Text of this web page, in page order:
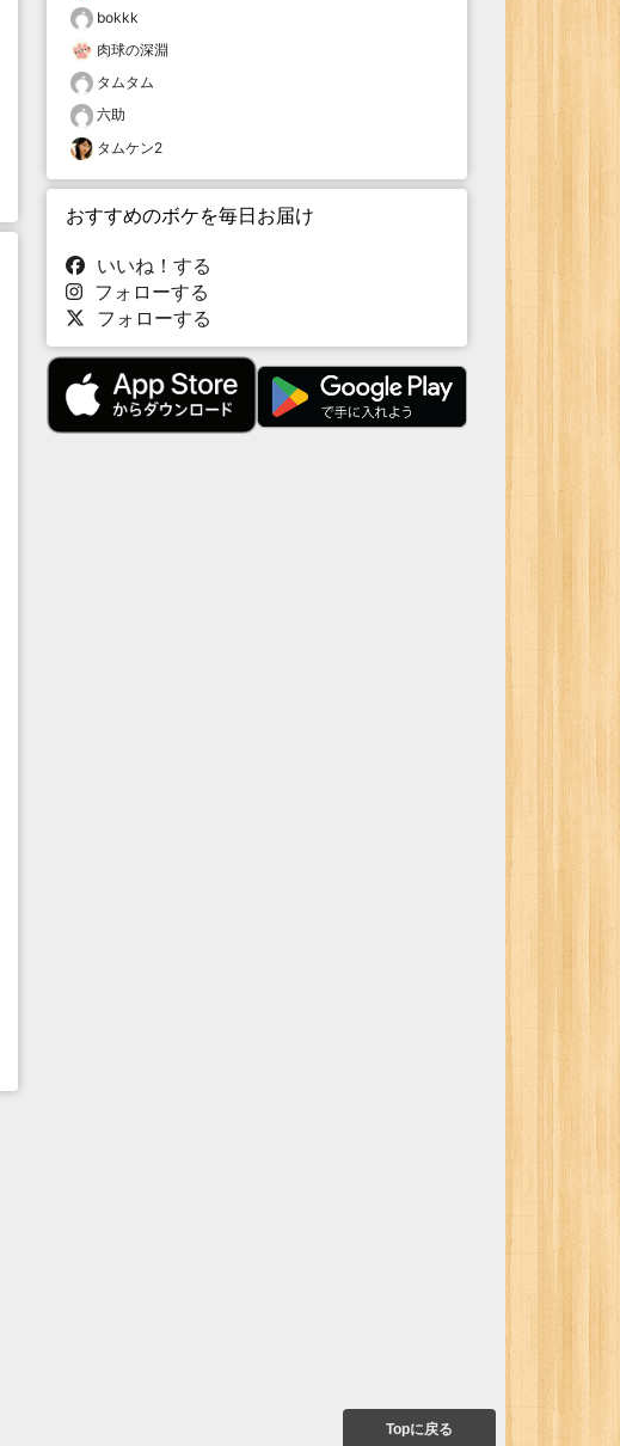
bokkk
肉球の深淵
タムタム
六助
タムケン2
おすすめのボケを毎日お届け
いいね！する
フォローする
フォローする
Topに戻る